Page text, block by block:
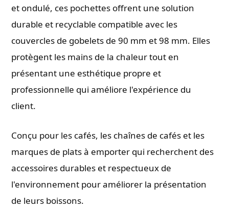
et ondulé, ces pochettes offrent une solution
durable et recyclable compatible avec les
couvercles de gobelets de 90 mm et 98 mm. Elles
protègent les mains de la chaleur tout en
présentant une esthétique propre et
professionnelle qui améliore l'expérience du
client.
Conçu pour les cafés, les chaînes de cafés et les
marques de plats à emporter qui recherchent des
accessoires durables et respectueux de
l'environnement pour améliorer la présentation
de leurs boissons.